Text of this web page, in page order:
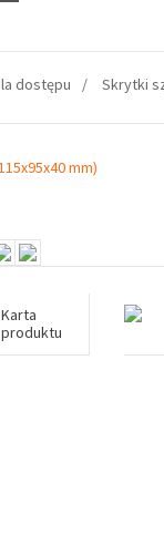
dostępu Skrytki
Karta
produktu